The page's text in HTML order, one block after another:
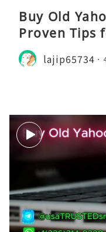
Buy Old
Proven Tips
lajip65734